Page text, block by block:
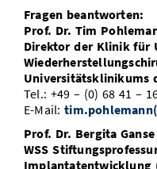
Fragen beantworten:
Prof. Dr. Tim
Direktor der Klinik für
Universitätsklinikums
Tel.: +49 – (0) 68 41 –
E-Mail:
Prof. Dr. Bergita Ganse
WSS
Implantatentwicklung